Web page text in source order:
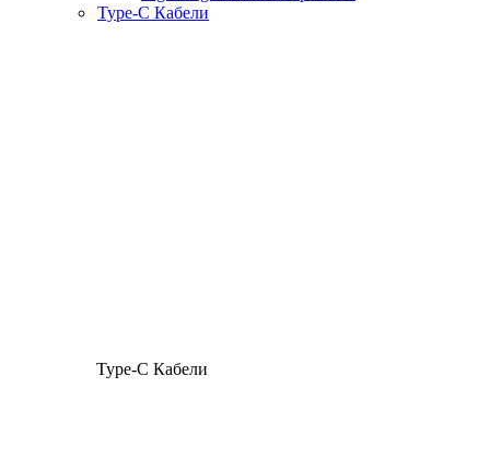
Type-C Кабели
Type-C Кабели